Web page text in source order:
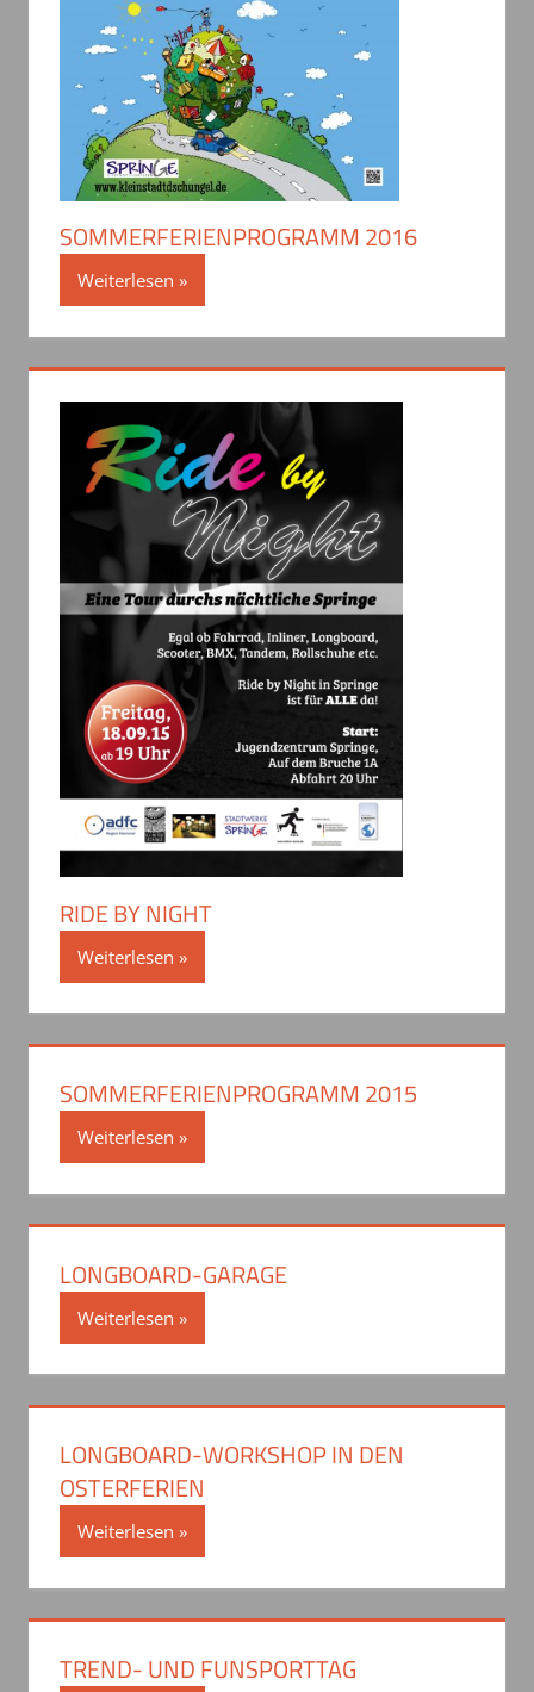
SOMMERFERIENPROGRAMM 2016
Weiterlesen
RIDE BY NIGHT
Weiterlesen
SOMMERFERIENPROGRAMM 2015
Weiterlesen
LONGBOARD-GARAGE
Weiterlesen
LONGBOARD-WORKSHOP IN DEN
OSTERFERIEN
Weiterlesen
TREND- UND FUNSPORTTAG